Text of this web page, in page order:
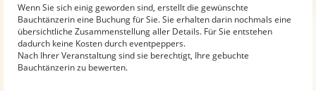
Wenn Sie sich einig geworden sind, erstellt die gewünschte
Bauchtänzerin eine Buchung für Sie. Sie erhalten darin nochmals eine
übersichtliche Zusammenstellung aller Details. Für Sie entstehen
dadurch keine Kosten durch eventpeppers.
Nach Ihrer Veranstaltung sind sie berechtigt, Ihre gebuchte
Bauchtänzerin zu bewerten.